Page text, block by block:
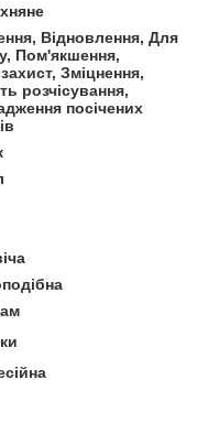
Відновлення, Для
Пом'якшення,
Зміцнення,
розчісування,
посічених